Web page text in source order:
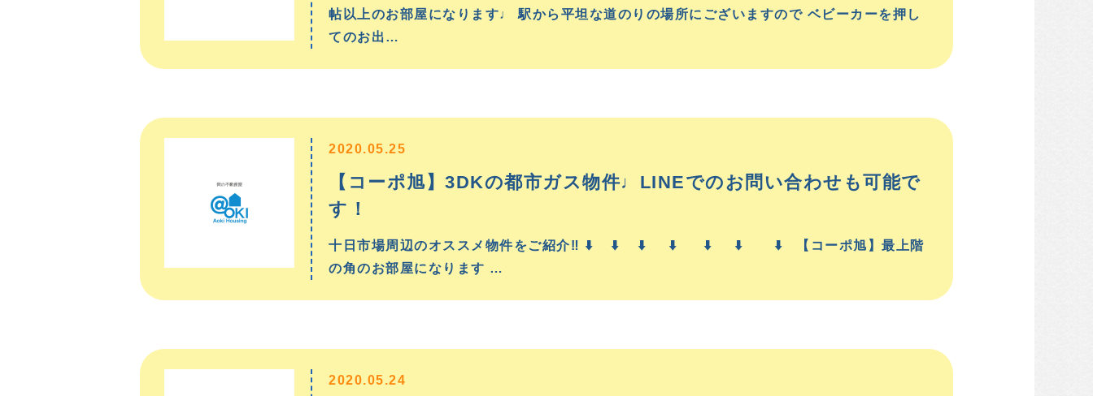
帖以上のお部屋になります♩ 駅から平坦な道のりの場所にございますので ベビーカーを押し
てのお出…
2020.05.25
【コーポ旭】3DKの都市ガス物件♩LINEでのお問い合わせも可能で
す！
十日市場周辺のオススメ物件をご紹介‼️ ⬇️ ⬇️ ⬇️ ⬇️ ⬇️ ⬇️ ⬇️ 【コーポ旭】最上階
の角のお部屋になります …
2020.05.24